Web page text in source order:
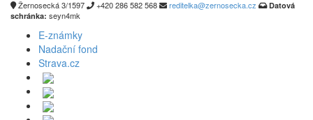
Žernosecká 3/1597 +420 286 582 568 reditelka@zernosecka.cz
Datová
schránka: seyn4mk
E-známky
Nadační fond
Strava.cz